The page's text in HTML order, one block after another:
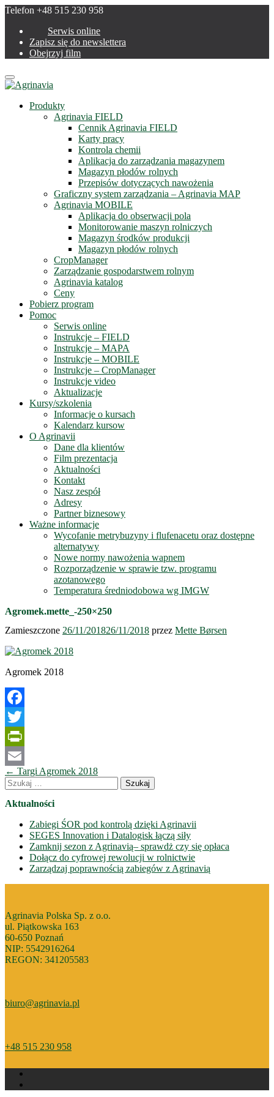
Telefon +48 515 230 958
Serwis online
Zapisz się do newslettera
Obejrzyj film
Menu
Produkty
Agrinavia FIELD
Cennik Agrinavia FIELD
Karty pracy
Kontrola chemii
Aplikacja do zarządzania magazynem
Magazyn płodów rolnych
Przepisów dotyczących nawożenia
Graficzny system zarządzania – Agrinavia MAP
Agrinavia MOBILE
Aplikacja do obserwacji pola
Monitorowanie maszyn rolniczych
Magazyn środków produkcji
Magazyn płodów rolnych
CropManager
Zarządzanie gospodarstwem rolnym
Agrinavia katalog
Ceny
Pobierz program
Pomoc
Serwis online
Instrukcje – FIELD
Instrukcje – MAPA
Instrukcje – MOBILE
Instrukcje – CropManager
Instrukcje video
Aktualizacje
Kursy/szkolenia
Informacje o kursach
Kalendarz kursow
O Agrinavii
Dane dla klientów
Film prezentacja
Aktualności
Kontakt
Nasz zespół
Adresy
Partner biznesowy
Ważne informacje
Wycofanie metrybuzyny i flufenacetu oraz dostępne
alternatywy
Nowe normy nawożenia wapnem
Rozporządzenie w sprawie tzw. programu
azotanowego
Temperatura średniodobowa wg IMGW
Agromek.mette_-250×250
Zamieszczone 26/11/201826/11/2018 przez Mette Børsen
Agromek 2018
Facebook
Twitter
PrintFriendly
Email
Nawigacja
wpisów
← Targi Agromek 2018
Szukaj:
Aktualności
Zabiegi ŚOR pod kontrolą dzięki Agrinavii
SEGES Innovation i Datalogisk łączą siły
Zamknij sezon z Agrinavią– sprawdż czy się opłaca
Dołącz do cyfrowej rewolucji w rolnictwie
Zarządzaj poprawnością zabiegów z Agrinavią
Agrinavia Polska Sp. z o.o.
ul. Piątkowska 163
60-650 Poznań
NIP: 5542916264
REGON: 341205583
biuro@agrinavia.pl
+48 515 230 958